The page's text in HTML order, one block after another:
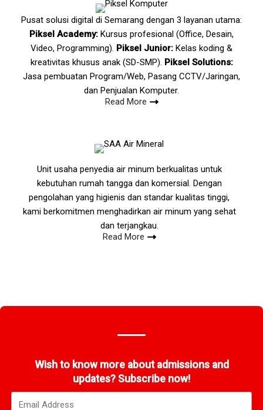
Pusat solusi digital di Semarang dengan 3 layanan utama:
Piksel Academy: Kursus profesional (Office, Desain,
Video, Programming). Piksel Junior: Kelas koding &
kreativitas khusus anak (SD-SMP). Piksel Solutions:
Jasa pembuatan Program/Web, Pasang CCTV/Jaringan,
dan Penjualan Komputer.
Read More
Unit usaha penyedia air minum berkualitas untuk
kebutuhan rumah tangga dan komersial. Dengan
pengolahan yang higienis dan standar kualitas tinggi,
kami berkomitmen menghadirkan air minum yang sehat
dan terjangkau.
Read More
Wish to know more about admissions and
updates? Subscribe now!